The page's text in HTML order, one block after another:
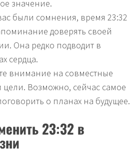
значение.
были сомнения, время 23:32
доверять своей
Она редко подводит в
сердца.
внимание на совместные
цели. Возможно, сейчас самое
о планах на будущее.
23:32 в